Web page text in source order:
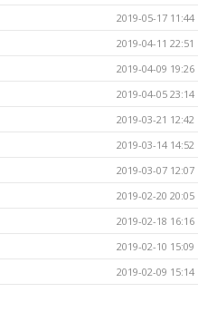
2019-05-17 11:44
2019-04-11 22:51
2019-04-09 19:26
2019-04-05 23:14
2019-03-21 12:42
2019-03-14 14:52
2019-03-07 12:07
2019-02-20 20:05
2019-02-18 16:16
2019-02-10 15:09
2019-02-09 15:14